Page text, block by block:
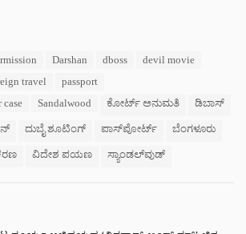
Darshan dboss
devil movie
travel
passport
case
Sandalwood ಕೋರ್ಟ್ ಅನುಮತಿ ಡಿಬಾಸ್
ದುಬೈ ಶೂಟಿಂಗ್ ಪಾಸ್‌ಪೋರ್ಟ್ ಬೆಂಗಳೂರು
ವಿದೇಶ ಪಯಣ ಸ್ಯಾಂಡಲ್‌ವುಡ್